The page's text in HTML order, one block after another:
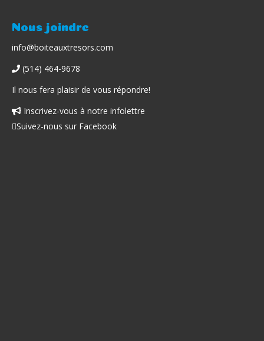
Nous joindre
info@boiteauxtresors.com
(514) 464-9678
Il nous fera plaisir de vous répondre!
Inscrivez-vous à notre infolettre
Facebook
Suivez-nous sur Facebook